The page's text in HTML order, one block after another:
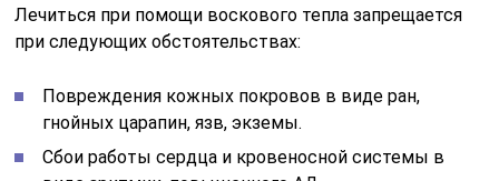
Лечиться при помощи воскового тепла запрещается
при следующих обстоятельствах:
Повреждения кожных покровов в виде ран,
гнойных царапин, язв, экземы.
Сбои работы сердца и кровеносной системы в